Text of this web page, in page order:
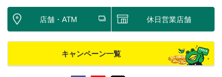
店舗・ATM 休日営業店舗
キャンペーン一覧